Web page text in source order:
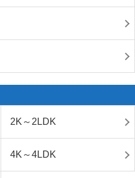
2K～2LDK
4K～4LDK